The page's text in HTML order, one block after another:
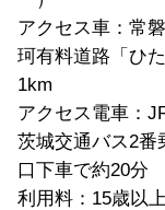
アクセス車：常
珂有料道路「ひ
1km
アクセス電車：
茨城交通バス2番
口下車で約20分
利用料：15歳以